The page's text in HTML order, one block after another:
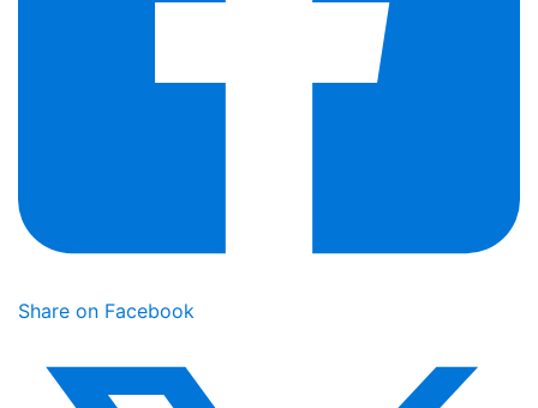
Share on Facebook